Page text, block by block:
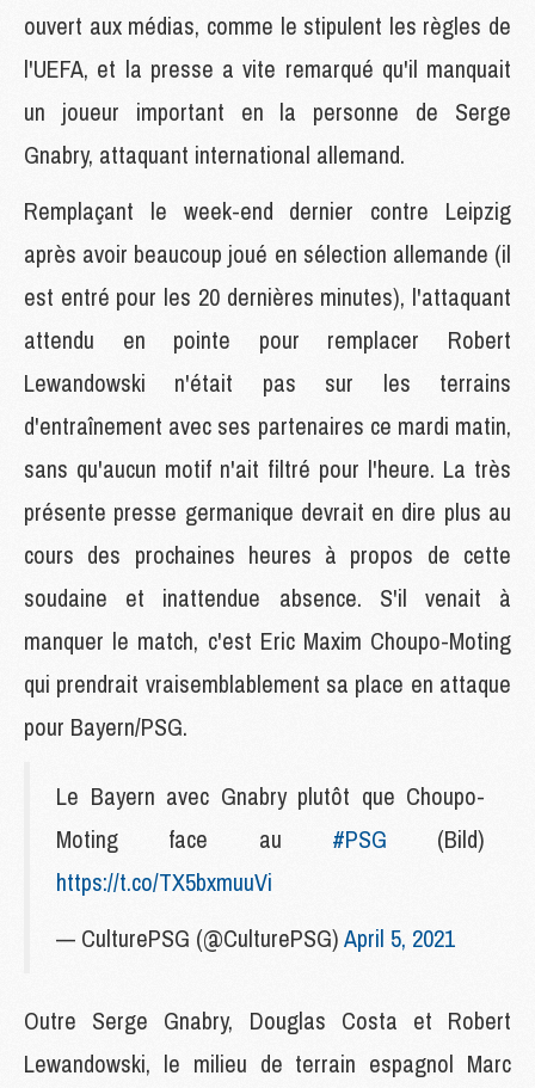
ouvert aux médias, comme le stipulent les règles de
l'UEFA, et la presse a vite remarqué qu'il manquait
un joueur important en la personne de Serge
Gnabry, attaquant international allemand.
Remplaçant le week-end dernier contre Leipzig
après avoir beaucoup joué en sélection allemande (il
est entré pour les 20 dernières minutes), l'attaquant
attendu en pointe pour remplacer Robert
Lewandowski n'était pas sur les terrains
d'entraînement avec ses partenaires ce mardi matin,
sans qu'aucun motif n'ait filtré pour l'heure. La très
présente presse germanique devrait en dire plus au
cours des prochaines heures à propos de cette
soudaine et inattendue absence. S'il venait à
manquer le match, c'est Eric Maxim Choupo-Moting
qui prendrait vraisemblablement sa place en attaque
pour Bayern/PSG.
Le Bayern avec Gnabry plutôt que Choupo-
Moting face au #PSG (Bild)
https://t.co/TX5bxmuuVi
— CulturePSG (@CulturePSG)April 5, 2021
Outre Serge Gnabry, Douglas Costa et Robert
Lewandowski, le milieu de terrain espagnol Marc